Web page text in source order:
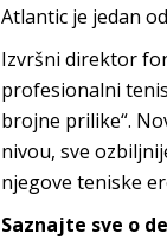
Atlantic je jedan
Izvršni direktor
profesionalni
brojne prilike“.
nivou, sve
njegove teniske
Saznajte sve o